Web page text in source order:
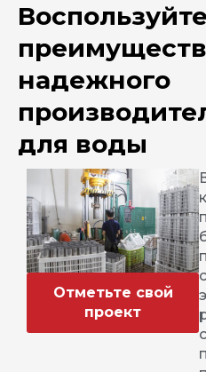
надежного
для воды
Отметьте свой
проект